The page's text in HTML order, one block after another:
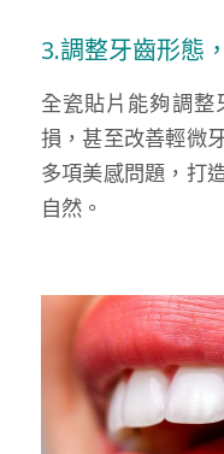
3.調整牙齒形態
全瓷貼片能夠調
損，甚至改善輕微
多項美感問題，打
自然。